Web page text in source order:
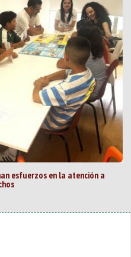
esfuerzos en la atención a